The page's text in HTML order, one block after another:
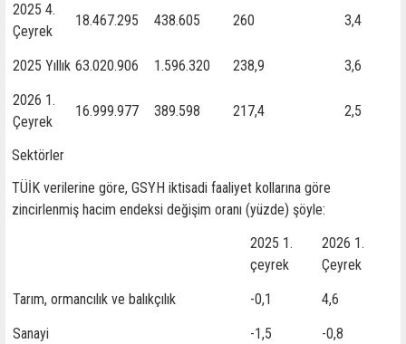
2025 4.
Çeyrek
18.467.295 438.605 260 3,4
2025 Yıllık 63.020.906 1.596.320 238,9
3,6
2026 1.
Çeyrek
16.999.977 389.598 217,4 2,5
Sektörler
TÜİK verilerine göre, GSYH iktisadi faaliyet kollarına göre
zincirlenmiş hacim endeksi değişim oranı (yüzde) şöyle:
2025 1.
çeyrek
2026 1.
Çeyrek
Tarım, ormancılık ve balıkçılık
-0,1
4,6
Sanayi
-1,5
-0,8